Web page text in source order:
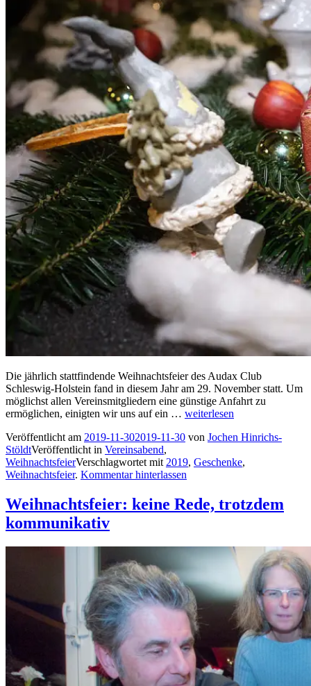
Die jährlich stattfindende Weihnachtsfeier des Audax Club
Schleswig-Holstein fand in diesem Jahr am 29. November statt. Um
möglichst allen Vereinsmitgliedern eine günstige Anfahrt zu
ermöglichen, einigten wir uns auf ein … Ja,
denn
Weihnachten?
weiterlesen
Veröffentlicht am 2019-11-302019-11-30 von Jochen Hinrichs-
StöldtVeröffentlicht in Vereinsabend,
WeihnachtsfeierVerschlagwortet mit 2019, Geschenke,
Weihnachtsfeier. Kommentar hinterlassen
Weihnachtsfeier: keine Rede, trotzdem
kommunikativ